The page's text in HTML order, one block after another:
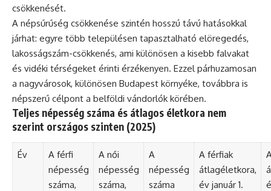
csökkenését.
A népsűrűség csökkenése szintén hosszú távú hatásokkal
járhat: egyre több településen tapasztalható elöregedés,
lakosságszám-csökkenés, ami különösen a kisebb falvakat
és vidéki térségeket érinti érzékenyen. Ezzel párhuzamosan
a nagyvárosok, különösen Budapest környéke, továbbra is
népszerű célpont a belföldi vándorlók körében.
Teljes népesség száma és átlagos életkora nem
szerint országos szinten (2025)
Év
A férfi
népesség
száma,
A női
népesség
száma,
A
népesség
száma
A férfiak
átlagéletkora,
év január 1.